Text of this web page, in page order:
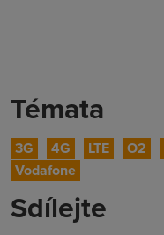
Témata
3G 4G LTE O2
Vodafone
Sdílejte